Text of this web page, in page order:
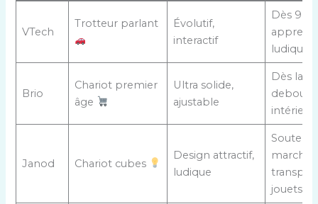
VTech
Trotteur parlant
Évolutif,
interactif
Dès 9
ludique
Brio
Chariot premier
âge
Ultra solide,
ajustable
Dès la
debout,
Janod Chariot cubes
Design attractif,
ludique
Soutenir
marche,
jouets